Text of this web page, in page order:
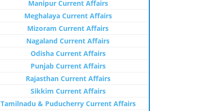
Manipur Current Affairs
Meghalaya Current Affairs
Mizoram Current Affairs
Nagaland Current Affairs
Odisha Current Affairs
Punjab Current Affairs
Rajasthan Current Affairs
Sikkim Current Affairs
Tamilnadu & Puducherry Current Affairs